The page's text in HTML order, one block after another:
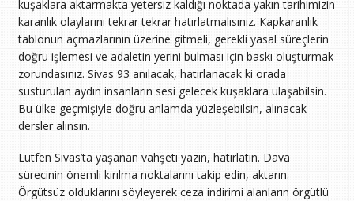
kuşaklara aktarmakta yetersiz kaldığı noktada yakın tarihimizin
karanlık olaylarını tekrar tekrar hatırlatmalısınız. Kapkaranlık
tablonun açmazlarının üzerine gitmeli, gerekli yasal süreçlerin
doğru işlemesi ve adaletin yerini bulması için baskı oluşturmak
zorundasınız. Sivas 93 anılacak, hatırlanacak ki orada
susturulan aydın insanların sesi gelecek kuşaklara ulaşabilsin.
Bu ülke geçmişiyle doğru anlamda yüzleşebilsin, alınacak
dersler alınsın.
Lütfen Sivas’ta yaşanan vahşeti yazın, hatırlatın. Dava
sürecinin önemli kırılma noktalarını takip edin, aktarın.
Örgütsüz olduklarını söyleyerek ceza indirimi alanların örgütlü